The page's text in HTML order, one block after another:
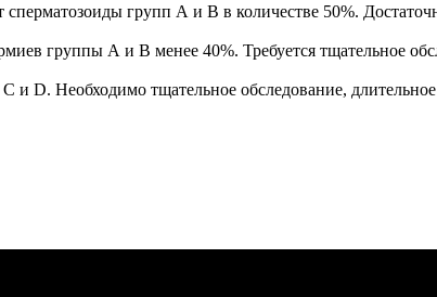
групп А и В в количестве 50%.
группы А и В менее 40%. Требуется тщательное
Необходимо тщательное обследование, длительное